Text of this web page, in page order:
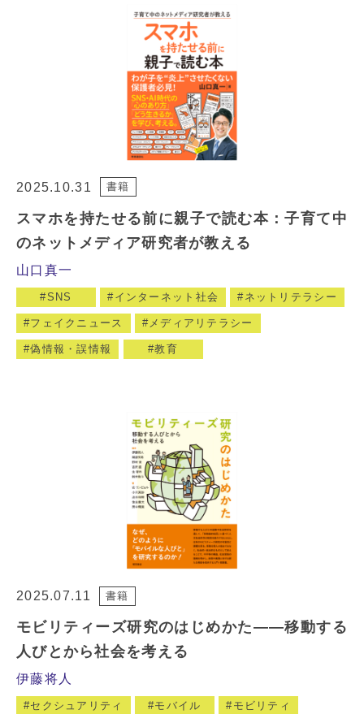
2025.10.31 書籍
スマホを持たせる前に親子で読む本：子育て中
のネットメディア研究者が教える
山口真一
SNS インターネット社会 ネットリテラシー
フェイクニュース メディアリテラシー
偽情報・誤情報 教育
2025.07.11 書籍
モビリティーズ研究のはじめかた――移動する
人びとから社会を考える
伊藤将人
セクシュアリティ モバイル モビリティ